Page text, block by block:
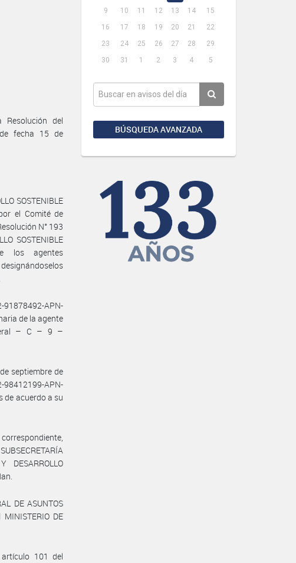
9
10 11 12 13 14
15
16
17 18 19 20 21
22
23
24 25 26 27 28
29
30
31 1 2 3 4 5
BÚSQUEDA AVANZADA
Resolución del
de fecha 15 de
SOSTENIBLE
el Comité de
N° 193
SOSTENIBLE
los agentes
91878492-APN-
de la agente
– C – 9 –
septiembre de
APN-
de acuerdo a su
DESARROLLO
DE ASUNTOS
MINISTERIO DE
101 del